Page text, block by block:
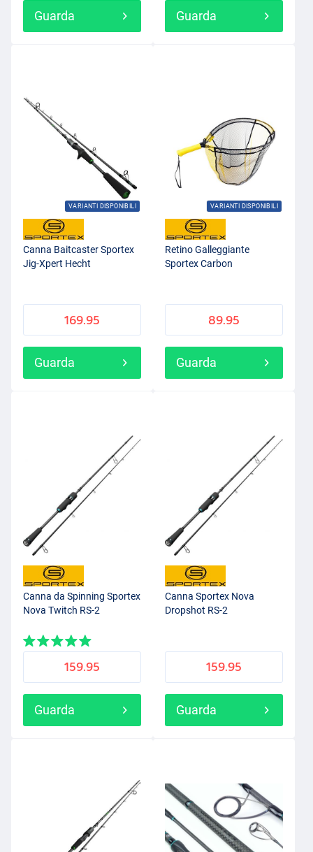
Guarda Guarda
VARIANTI DISPONIBILI
Canna Baitcaster Sportex
Jig-Xpert Hecht
169.95
Guarda
VARIANTI DISPONIBILI
Retino Galleggiante
Sportex Carbon
89.95
Guarda
Canna da Spinning Sportex
Nova Twitch RS-2
159.95
Guarda
Canna Sportex Nova
Dropshot RS-2
159.95
Guarda